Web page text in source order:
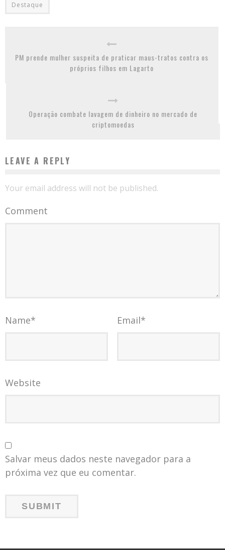
Destaque
PM prende mulher suspeita de praticar maus-tratos contra os
próprios filhos em Lagarto
Operação combate lavagem de dinheiro no mercado de
criptomoedas
LEAVE A REPLY
Your email address will not be published.
Comment
Name* Email*
Website
Salvar meus dados neste navegador para a
próxima vez que eu comentar.